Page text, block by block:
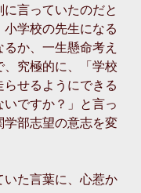
言っていたのだと
学校の先生になる
か、一生懸命考え
究極的に、「学校
せるようにできる
ですか？」と言っ
部志望の意志を変
た言葉に、心惹か